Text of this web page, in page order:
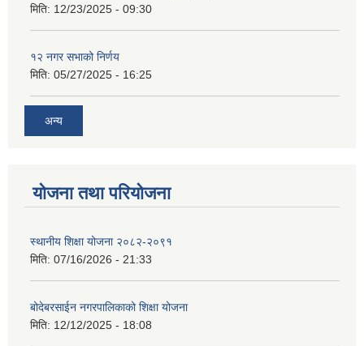
मिति: 12/23/2025 - 09:30
१२ नगर सभाको निर्णय
मिति: 05/27/2025 - 16:25
अन्य
योजना तथा परियोजना
स्थानीय शिक्षा योजना २०८२-२०९१
मिति: 07/16/2026 - 21:33
बोदेबरसाईन नगरपालिकाको शिक्षा योजना
मिति: 12/12/2025 - 18:08